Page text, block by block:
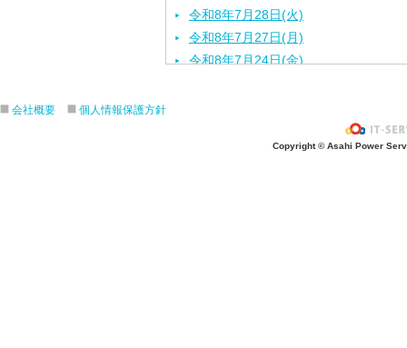
令和8年7月28日(火)
令和8年7月27日(月)
令和8年7月24日(金)
令和8年7月17日(金)
会社概要 個人情報保護方針
Copyright © Asahi Power